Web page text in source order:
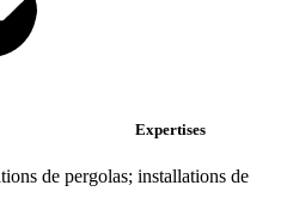
Expertises
de pergolas; installations de